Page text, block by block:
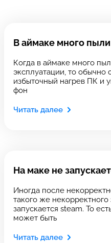
В аймаке много пыли
Когда в аймаке много
эксплуатации, то обычно
избыточный нагрев ПК и
фон
Читать далее
На маке не
Иногда после
такого же
запускается steam. То
может быть
Читать далее
позвонить
Выберите
Выберите адрес
позвонить